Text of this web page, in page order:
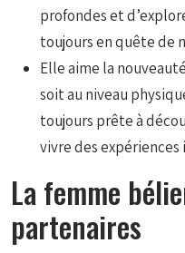
profondes et
toujours en quête de
Elle aime la
soit au niveau
toujours prête à
vivre des
La femme
partenaires